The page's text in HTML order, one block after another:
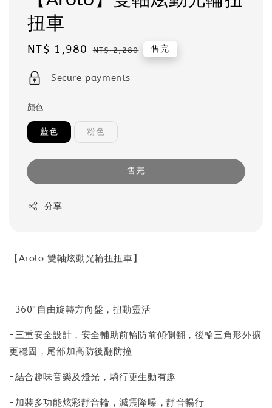
扭車
Sale
NT$ 1,980 Regular
NT$ 2,280 售完
Secure payments
顏色
藍色 粉色
售完
分享
【Arolo 雙軸炫動光輪扭扭車】
-360°自由旋轉方向盤，扭動靈活
-三重安全設計，安全輔助前輪防前傾側翻，後輪三角形外擴
更穩固，尾部加高防後翻防撞
-結合趣味音樂及燈光，騎行更生動有趣
-加裝多功能炫彩靜音輪，減震降噪，靜音暢行